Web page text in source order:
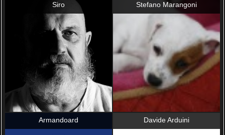
Siro Stefano Marangoni
Armandoard Davide Arduini